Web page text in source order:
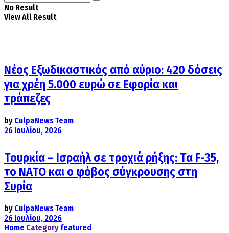
No Result
View All Result
Νέος Εξωδικαστικός από αύριο: 420 δόσεις
για χρέη 5.000 ευρώ σε Εφορία και
τράπεζες
by CulpaNews Team
26 Ιουλίου, 2026
Τουρκία – Ισραήλ σε τροχιά ρήξης: Τα F-35,
το ΝΑΤΟ και ο φόβος σύγκρουσης στη
Συρία
by CulpaNews Team
26 Ιουλίου, 2026
Home Category featured